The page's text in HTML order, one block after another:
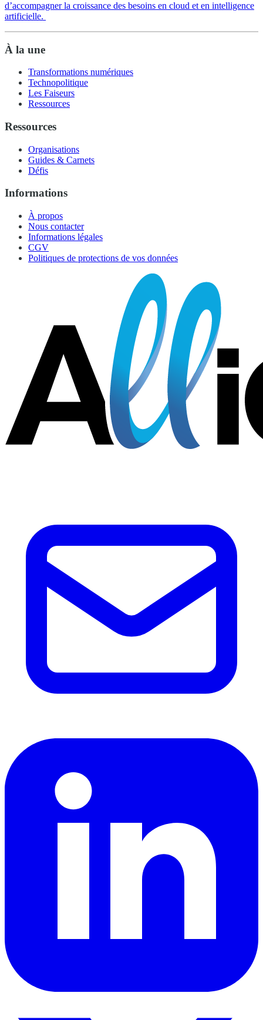
d’accompagner la croissance des besoins en cloud et en intelligence
artificielle.
À la une
Transformations numériques
Technopolitique
Les Faiseurs
Ressources
Ressources
Organisations
Guides & Carnets
Défis
Informations
À propos
Nous contacter
Informations légales
CGV
Politiques de protections de vos données